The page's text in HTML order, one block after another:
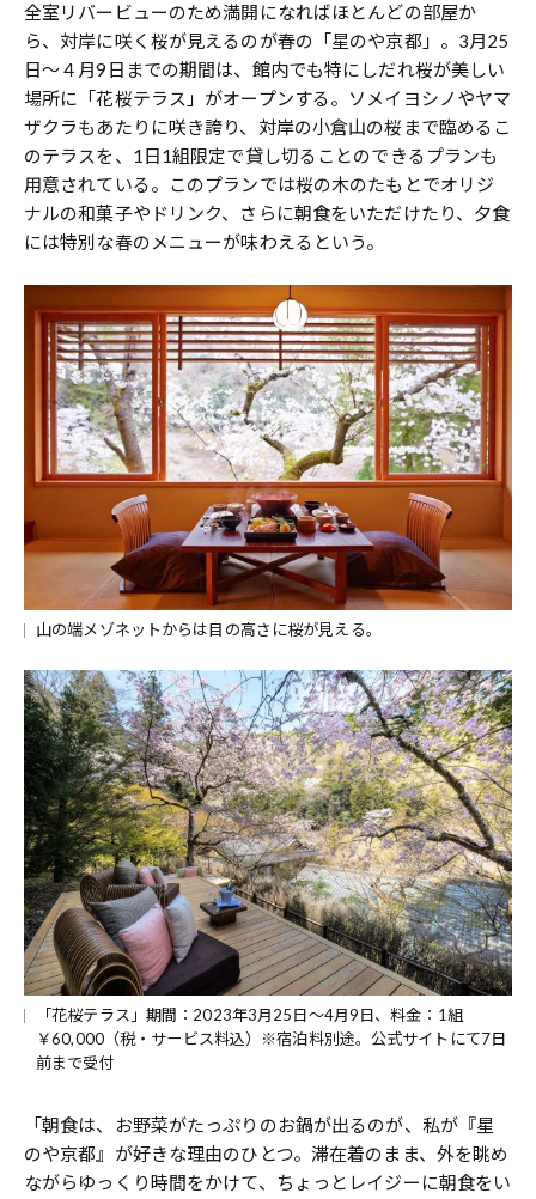
全室リバービューのため満開になればほとんどの部屋か
ら、対岸に咲く桜が見えるのが春の「星のや京都」。3月25
日〜４月9日までの期間は、館内でも特にしだれ桜が美しい
場所に「花桜テラス」がオープンする。ソメイヨシノやヤマ
ザクラもあたりに咲き誇り、対岸の小倉山の桜まで臨めるこ
のテラスを、1日1組限定で貸し切ることのできるプランも
用意されている。このプランでは桜の木のたもとでオリジ
ナルの和菓子やドリンク、さらに朝食をいただけたり、夕食
には特別な春のメニューが味わえるという。
山の端メゾネットからは目の高さに桜が見える。
「花桜テラス」期間：2023年3月25日〜4月9日、料金：1組
￥60,000（税・サービス料込）※宿泊料別途。公式サイトにて7日
前まで受付
「朝食は、お野菜がたっぷりのお鍋が出るのが、私が『星
のや京都』が好きな理由のひとつ。滞在着のまま、外を眺め
ながらゆっくり時間をかけて、ちょっとレイジーに朝食をい